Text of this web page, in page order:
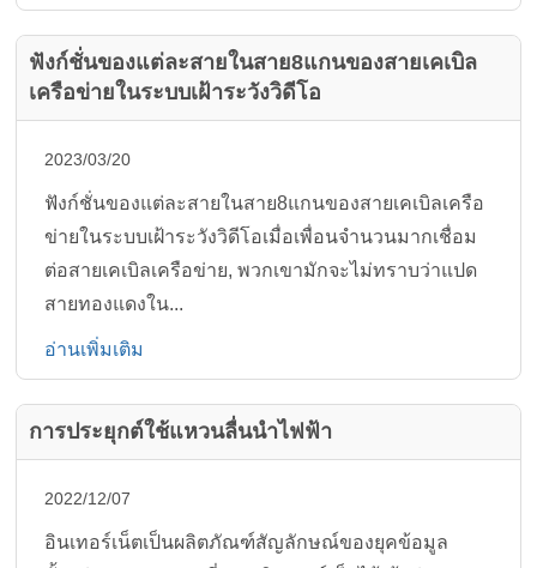
ฟังก์ชั่นของแต่ละสายในสาย8แกนของสายเคเบิล
เครือข่ายในระบบเฝ้าระวังวิดีโอ
2023/03/20
ฟังก์ชั่นของแต่ละสายในสาย8แกนของสายเคเบิลเครือ
ข่ายในระบบเฝ้าระวังวิดีโอเมื่อเพื่อนจำนวนมากเชื่อม
ต่อสายเคเบิลเครือข่าย, พวกเขามักจะไม่ทราบว่าแปด
สายทองแดงใน...
อ่านเพิ่มเติม
การประยุกต์ใช้แหวนลื่นนำไฟฟ้า
2022/12/07
อินเทอร์เน็ตเป็นผลิตภัณฑ์สัญลักษณ์ของยุคข้อมูล